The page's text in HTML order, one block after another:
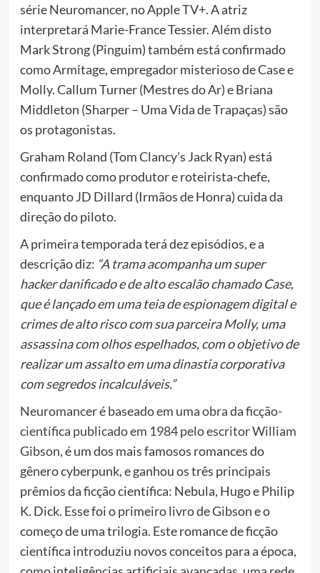
série Neuromancer, no Apple TV+. A atriz
interpretará Marie-France Tessier. Além disto
Mark Strong (Pinguim) também está confirmado
como Armitage, empregador misterioso de Case e
Molly. Callum Turner (Mestres do Ar) e Briana
Middleton (Sharper – Uma Vida de Trapaças) são
os protagonistas.
Graham Roland (Tom Clancy’s Jack Ryan) está
confirmado como produtor e roteirista-chefe,
enquanto JD Dillard (Irmãos de Honra) cuida da
direção do piloto.
A primeira temporada terá dez episódios, e a
descrição diz: “A trama acompanha um super
hacker danificado e de alto escalão chamado Case,
que é lançado em uma teia de espionagem digital e
crimes de alto risco com sua parceira Molly, uma
assassina com olhos espelhados, com o objetivo de
realizar um assalto em uma dinastia corporativa
com segredos incalculáveis.”
Neuromancer é baseado em uma obra da ficção-
científica publicado em 1984 pelo escritor William
Gibson,é um dos mais famosos romances do
gênero cyberpunk, e ganhou os três principais
prêmios da ficção científica: Nebula, Hugo e Philip
K. Dick. Esse foi o primeiro livro de Gibson e o
começo de uma trilogia. Este romance de ficção
científica introduziu novos conceitos para a época,